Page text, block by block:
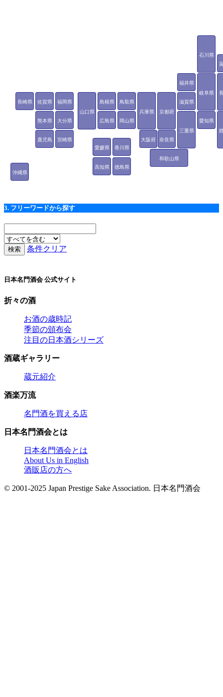
石川県
福井県
岐阜県
愛知県
三重県
滋賀県
京都府
大阪府
兵庫県
奈良県
和歌山県
鳥取県
島根県
岡山県
広島県
山口県
徳島県
香川県
愛媛県
高知県
福岡県
佐賀県
長崎県
熊本県 大分県
宮崎県
鹿児島
沖縄県
3. フリーワードから探す
条件クリア
日本名門酒会 公式サイト
折々の酒
お酒の歳時記
季節の頒布会
注目の日本酒シリーズ
酒蔵ギャラリー
蔵元紹介
酒楽万流
名門酒を買える店
日本名門酒会とは
日本名門酒会とは
About Us in English
酒販店の方へ
© 2001-2025 Japan Prestige Sake Association. 日本名門酒会